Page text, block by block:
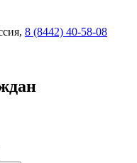
8 (8442) 40-58-08